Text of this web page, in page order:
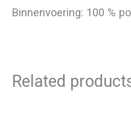
Binnenvoering: 100 %
Related